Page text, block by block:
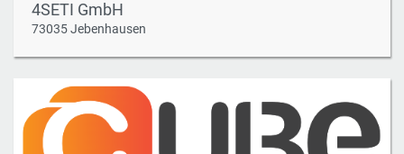
4SETI GmbH
73035 Jebenhausen